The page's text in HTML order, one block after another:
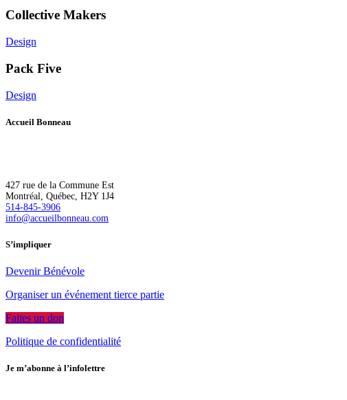
Collective Makers
Design
Pack Five
Design
Accueil Bonneau
427 rue de la Commune Est
Montréal, Québec, H2Y 1J4
514-845-3906
info@accueilbonneau.com
S’impliquer
Devenir Bénévole
Organiser un événement tierce partie
Faites un don
Politique de confidentialité
Je m’abonne à l’infolettre